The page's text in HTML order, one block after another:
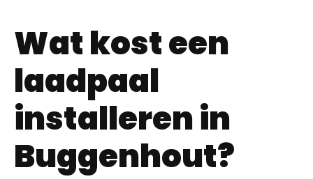
Wat kost een
laadpaal
installeren in
Buggenhout?